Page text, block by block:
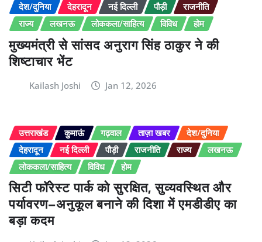
देश/दुनिया
देहरादून नई दिल्ली पौड़ी
राजनीति
राज्य
लखनऊ लोककला/साहित्य विविध होम
मुख्यमंत्री से सांसद अनुराग सिंह ठाकुर ने की
शिष्टाचार भेंट
Kailash Joshi Jan 12, 2026
उत्तराखंड कुमाऊं गढ़वाल ताज़ा खबर
देश/दुनिया
देहरादून
नई दिल्ली पौड़ी राजनीति राज्य
लखनऊ
लोककला/साहित्य
विविध होम
सिटी फॉरेस्ट पार्क को सुरक्षित, सुव्यवस्थित और
पर्यावरण–अनुकूल बनाने की दिशा में एमडीडीए का
बड़ा कदम